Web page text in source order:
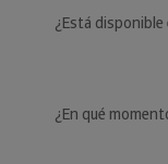
¿Está disponible
¿En qué